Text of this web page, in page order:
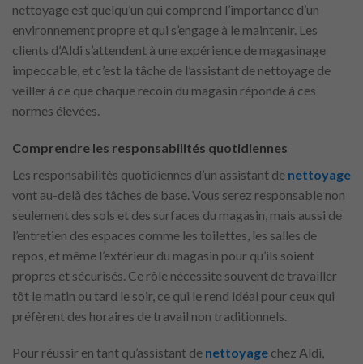
nettoyage est quelqu’un qui comprend l’importance d’un
environnement propre et qui s’engage à le maintenir. Les
clients d’Aldi s’attendent à une expérience de magasinage
impeccable, et c’est la tâche de l’assistant de nettoyage de
veiller à ce que chaque recoin du magasin réponde à ces
normes élevées.
Comprendre les responsabilités quotidiennes
Les responsabilités quotidiennes d’un assistant de nettoyage
vont au-delà des tâches de base. Vous serez responsable non
seulement des sols et des surfaces du magasin, mais aussi de
l’entretien des espaces comme les toilettes, les salles de
repos, et même l’extérieur du magasin pour qu’ils soient
propres et sécurisés. Ce rôle nécessite souvent de travailler
tôt le matin ou tard le soir, ce qui le rend idéal pour ceux qui
préfèrent des horaires de travail non traditionnels.
Pour réussir en tant qu’assistant de nettoyage chez Aldi,